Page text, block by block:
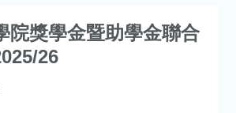
院獎學金暨助學金聯合
26